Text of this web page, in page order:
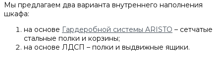
Мы предлагаем два варианта внутреннего наполнения
шкафа:
на основе Гардеробной системы ARISTO – сетчатые
стальные полки и корзины;
на основе ЛДСП – полки и выдвижные ящики.